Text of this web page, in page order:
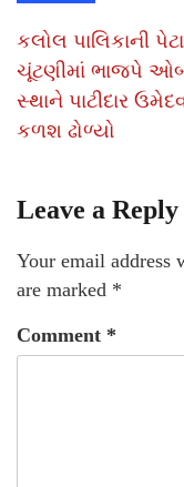
કલોલ પાલિકાની પેટા
ચૂંટણીમાં ભાજપે
સ્થાને પાટીદાર
કળશ ઢોળ્યો
Leave a Reply
Your email address
are marked *
Comment *